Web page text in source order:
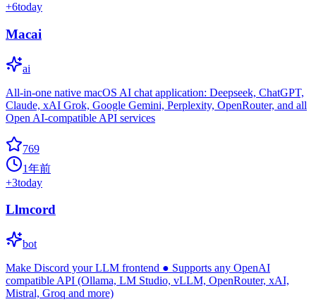
+6today
Macai
ai
All-in-one native macOS AI chat application: Deepseek, ChatGPT,
Claude, xAI Grok, Google Gemini, Perplexity, OpenRouter, and all
Open AI-compatible API services
769
1年前
+3today
Llmcord
bot
Make Discord your LLM frontend ● Supports any OpenAI
compatible API (Ollama, LM Studio, vLLM, OpenRouter, xAI,
Mistral, Groq and more)